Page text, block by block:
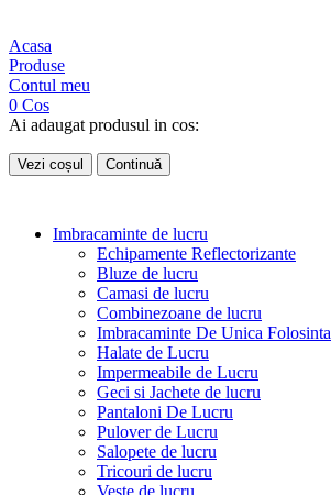
Acasa
Produse
Contul meu
0 Cos
Ai adaugat produsul in cos:
Vezi coșul Continuă
Imbracaminte de lucru
Echipamente Reflectorizante
Bluze de lucru
Camasi de lucru
Combinezoane de lucru
Imbracaminte De Unica Folosinta
Halate de Lucru
Impermeabile de Lucru
Geci si Jachete de lucru
Pantaloni De Lucru
Pulover de Lucru
Salopete de lucru
Tricouri de lucru
Veste de lucru